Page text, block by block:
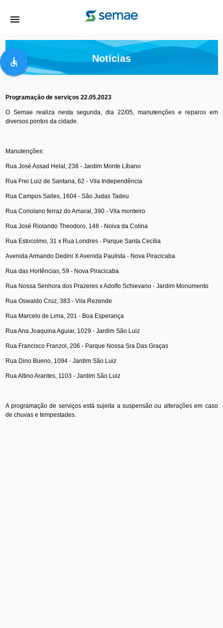
menu
accessible Notícias
Programação de serviços 22.05.2023
O Semae realiza nesta segunda, dia 22/05, manutenções e reparos em
diversos pontos da cidade.
Manutenções:
Rua José Assad Helal, 238 - Jardim Monte Líbano
Rua Frei Luiz de Santana, 62 - Vila Independência
Rua Campos Salles, 1604 - São Judas Tadeu
Rua Coriolano ferraz do Amaral, 390 - Vila monteiro
Rua José Riolando Theodoro, 148 - Noiva da Colina
Rua Estocolmo, 31 x Rua Londres - Parque Santa Cecília
Avenida Armando Dedini X Avenida Paulista - Nova Piracicaba
Rua das Hortências, 59 - Nova Piracicaba
Rua Nossa Senhora dos Prazeres x Adolfo Schievano - Jardim Monumento
Rua Oswaldo Cruz, 383 - Vila Rezende
Rua Marcelo de Lima, 201 - Boa Esperança
Rua Ana Joaquina Aguiar, 1029 - Jardim São Luiz
Rua Francisco Franzol, 206 - Parque Nossa Sra Das Graças
Rua Dino Bueno, 1094 - Jardim São Luiz
Rua Altino Arantes, 1103 - Jardim São Luiz
A programação de serviços está sujeita a suspensão ou alterações em caso
de chuvas e tempestades.